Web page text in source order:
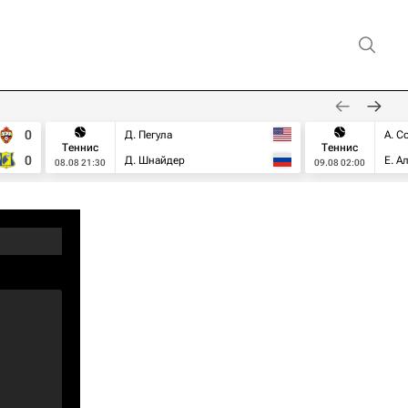
0
0
Теннис
08.08 21:30
Д. Пегула
Д. Шнайдер
Теннис
09.08 02:00
А.
Е.